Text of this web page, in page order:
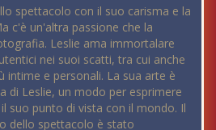
spettacolo con il suo carisma e la
c'è un'altra passione che la
Leslie ama immortalare
nei suoi scatti, tra cui anche
intime e personali. La sua arte è
di Leslie, un modo per esprimere
suo punto di vista con il mondo. Il
dello spettacolo è stato